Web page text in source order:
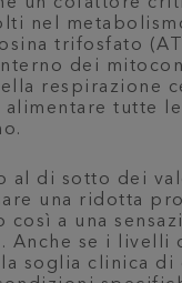
un cofattore
nel
trifosfato
dei
respirazione
tutte
al di sotto dei
una ridotta
così a una
Anche se i livelli
soglia clinica di